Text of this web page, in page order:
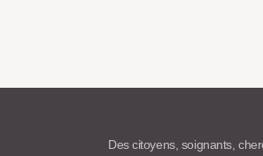
Des citoyens, soignants,